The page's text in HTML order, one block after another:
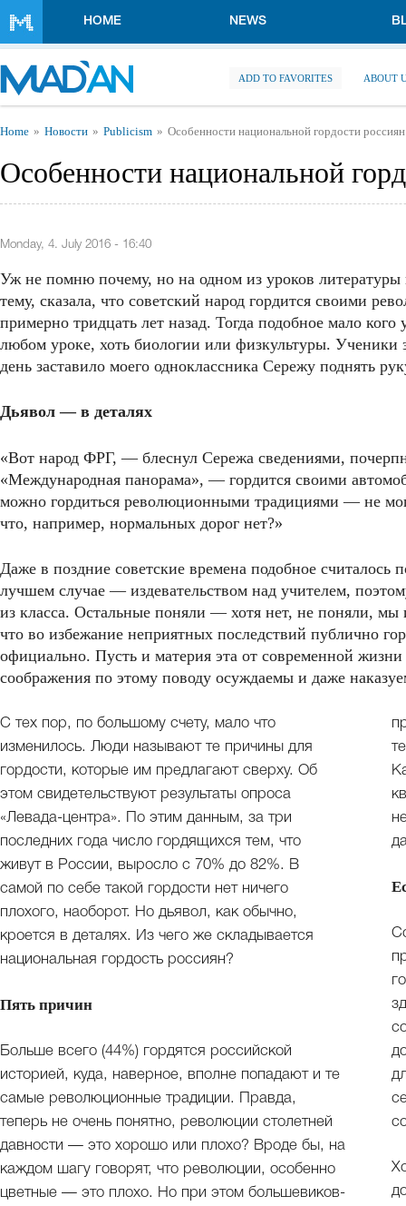
HOME NEWS
ADD TO FAVORITES ABOUT
You are here
Home Новости Publicism Особенности национальной гордости россиян
Особенности национальной
Monday, 4. July 2016 - 16:40
Уж не помню почему, но на одном из уроков
тему, сказала, что советский народ гордится своими
примерно тридцать лет назад. Тогда подобное мало
любом уроке, хоть биологии или физкультуры.
день заставило моего одноклассника Сережу поднять
Дьявол — в деталях
«Вот народ ФРГ, — блеснул Сережа сведениями,
«Международная панорама», — гордится своими
можно гордиться революционными традициями — не
что, например, нормальных дорог нет?»
Даже в поздние советские времена подобное считалось
лучшем случае — издевательством над учителем,
из класса. Остальные поняли — хотя нет, не поняли, мы
что во избежание неприятных последствий публично
официально. Пусть и материя эта от современной
соображения по этому поводу осуждаемы и даже
С тех пор, по большому счету, мало что
изменилось. Люди называют те причины для
гордости, которые им предлагают сверху. Об
этом свидетельствуют результаты опроса
«Левада-центра». По этим данным, за три
последних года число гордящихся тем, что
живут в России, выросло с 70% до 82%. В
самой по себе такой гордости нет ничего
плохого, наоборот. Но дьявол, как обычно,
кроется в деталях. Из чего же складывается
национальная гордость россиян?
Пять причин
Больше всего (44%) гордятся российской
историей, куда, наверное, вполне попадают и те
самые революционные традиции. Правда,
теперь не очень понятно, революции столетней
давности — это хорошо или плохо? Вроде бы, на
каждом шагу говорят, что революции, особенно
цветные — это плохо. Но при этом большевиков-